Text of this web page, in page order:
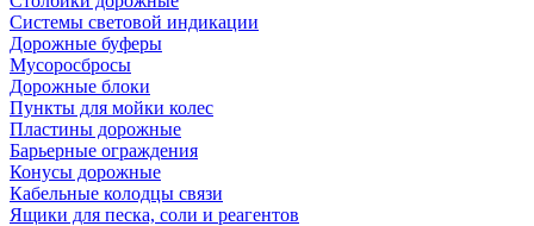
Системы световой индикации
Дорожные буферы
Мусоросбросы
Дорожные блоки
Пункты для мойки колес
Пластины дорожные
Барьерные ограждения
Конусы дорожные
Кабельные колодцы связи
Ящики для песка, соли и реагентов